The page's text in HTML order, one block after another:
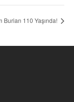
Burian 110 Yaşında!